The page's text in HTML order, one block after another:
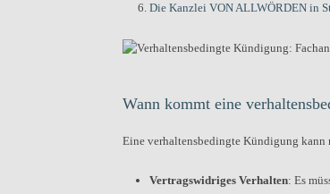
Die Kanzlei VON ALLWÖRDEN in
Wann kommt eine
Eine verhaltensbedingte Kündigung kann
Vertragswidriges Verhalten: Es